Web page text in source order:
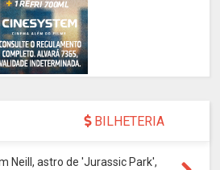
BILHETERIA
Neill, astro de 'Jurassic Park',